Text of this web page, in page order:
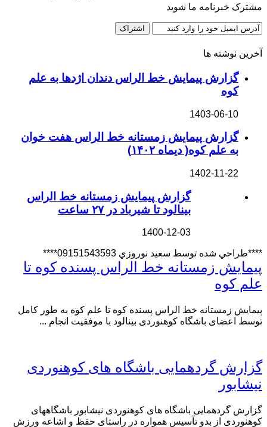
مشترک خبرنامه ما شوید
آخرین نوشته ها
گزارش پیمایش خط الراس دندان اژدها به علم
کوه
1403-06-10
گزارش پیمایش زمستانه خط الراس هفت خوان
به علم کوه( دیماه ۱۴۰۲)
1402-11-22
گزارش پیمایش زمستانه خط الراس
بینالود تا شیرباد در ۲۷ ساعت
1400-12-03
****طراحي شده توسط سعيد نوروزي 09151543593****
پیمایش زمستانه خط الراس پسنده کوه تا
علم کوه
پیمایش زمستانه خط الراس پسنده کوه تا علم کوه به طور کامل
توسط اعضای باشگاه کوهنوردی بینالود با موفقیت انجام ...
گزارش گردهمایی باشگاه های کوهنوردی
نیشابور
گزارش گردهمایی باشگاه های کوهنوردی نیشابور باشگاههای
کوهنوردی از بدو تآسیس همواره در راستای حفظ و اشاعه ورزش